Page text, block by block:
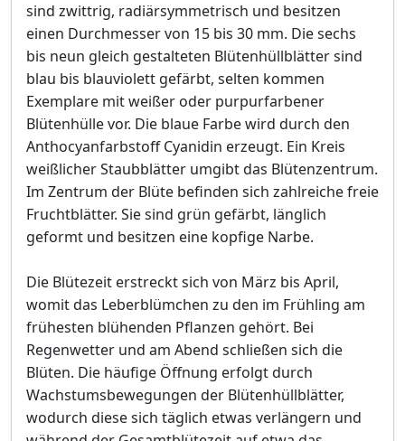
sind zwittrig, radiärsymmetrisch und besitzen
einen Durchmesser von 15 bis 30 mm. Die sechs
bis neun gleich gestalteten Blütenhüllblätter sind
blau bis blauviolett gefärbt, selten kommen
Exemplare mit weißer oder purpurfarbener
Blütenhülle vor. Die blaue Farbe wird durch den
Anthocyanfarbstoff Cyanidin erzeugt. Ein Kreis
weißlicher Staubblätter umgibt das Blütenzentrum.
Im Zentrum der Blüte befinden sich zahlreiche freie
Fruchtblätter. Sie sind grün gefärbt, länglich
geformt und besitzen eine kopfige Narbe.
Die Blütezeit erstreckt sich von März bis April,
womit das Leberblümchen zu den im Frühling am
frühesten blühenden Pflanzen gehört. Bei
Regenwetter und am Abend schließen sich die
Blüten. Die häufige Öffnung erfolgt durch
Wachstumsbewegungen der Blütenhüllblätter,
wodurch diese sich täglich etwas verlängern und